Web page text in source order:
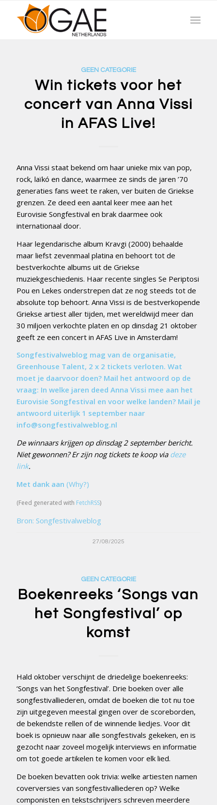
GEEN CATEGORIE
Win tickets voor het
concert van Anna Vissi
in AFAS Live!
Anna Vissi staat bekend om haar unieke mix van pop,
rock, laïkó en dance, waarmee ze sinds de jaren ’70
generaties fans weet te raken, ver buiten de Griekse
grenzen. Ze deed een aantal keer mee aan het
Eurovisie Songfestival en brak daarmee ook
internationaal door.
Haar legendarische album Kravgi (2000) behaalde
maar liefst zevenmaal platina en behoort tot de
bestverkochte albums uit de Griekse
muziekgeschiedenis. Haar recente singles Se Periptosi
Pou en Lekes onderstrepen dat ze nog steeds tot de
absolute top behoort. Anna Vissi is de bestverkopende
Griekse artiest aller tijden, met wereldwijd meer dan
30 miljoen verkochte platen en op dinsdag 21 oktober
geeft ze een concert in AFAS Live in Amsterdam!
Songfestivalweblog mag van de organisatie,
Greenhouse Talent, 2 x 2 tickets verloten. Wat
moet je daarvoor doen? Mail het antwoord op de
vraag: In welke jaren deed Anna Vissi mee aan het
Eurovisie Songfestival en voor welke landen? Mail je
antwoord uiterlijk 1 september naar
info@songfestivalweblog.nl
De winnaars krijgen op dinsdag 2 september bericht.
Niet gewonnen? Er zijn nog tickets te koop via deze
link.
Met dank aan (Why?)
(Feed generated with FetchRSS)
Bron: Songfestivalweblog
27/08/2025
GEEN CATEGORIE
Boekenreeks ‘Songs van
het Songfestival’ op
komst
Hald oktober verschijnt de driedelige boekenreeks:
‘Songs van het Songfestival’. Drie boeken over alle
songfestivalliederen, omdat de boeken die tot nu toe
zijn uitgegeven meestal gingen over de scoreborden,
de bekendste rellen of de winnende liedjes. Voor dit
boek is opnieuw naar alle songfestivals gekeken, en is
gezocht naar zoveel mogelijk interviews en informatie
om tot goede artikelen te komen voor elk lied.
De boeken bevatten ook trivia: welke artiesten namen
coverversies van songfestivalliederen op? Welke
componisten en tekstschrijvers schreven meerdere